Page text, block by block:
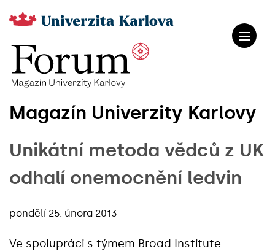
Magazín Univerzity Karlovy
Unikátní metoda vědců z UK
odhalí onemocnění ledvin
pondělí 25. února 2013
Ve spolupráci s týmem Broad Institute –